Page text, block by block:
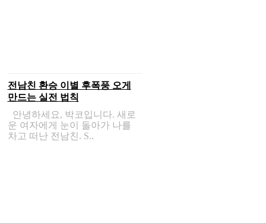
전남친 환승 이별 후폭풍 오게
만드는 실전 법칙
안녕하세요, 박코입니다. 새로
운 여자에게 눈이 돌아가 나를
차고 떠난 전남친. S..